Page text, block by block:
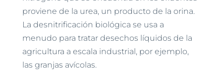
proviene de la urea, un producto de la orina.
La desnitrificación biológica se usa a
menudo para tratar desechos líquidos de la
agricultura a escala industrial, por ejemplo,
las granjas avícolas.